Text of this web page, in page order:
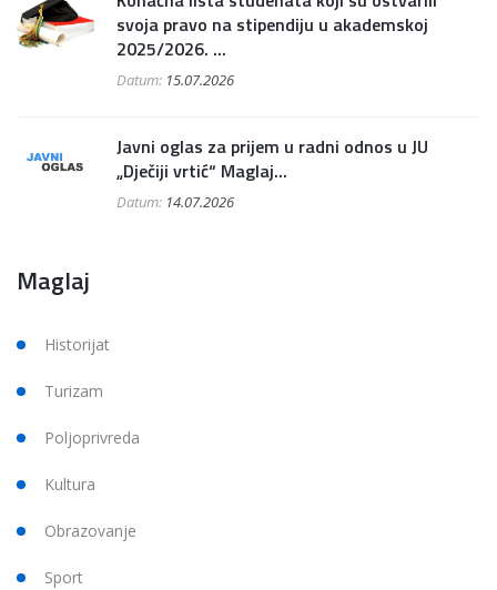
svoja pravo na stipendiju u akademskoj
2025/2026. ...
Datum: 15.07.2026
Javni oglas za prijem u radni odnos u JU
„Dječiji vrtić“ Maglaj...
Datum: 14.07.2026
Maglaj
Historijat
Turizam
Poljoprivreda
Kultura
Obrazovanje
Sport